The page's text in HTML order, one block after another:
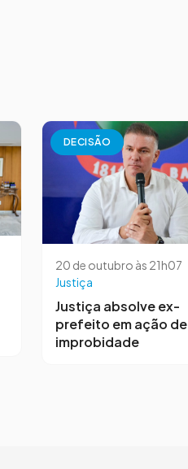
DECISÃO
20 de outubro às 21h07
Justiça
Justiça absolve ex-
prefeito em ação de
improbidade